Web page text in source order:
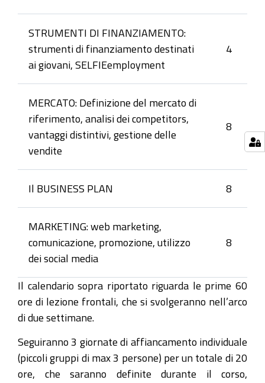
STRUMENTI DI FINANZIAMENTO:
strumenti di finanziamento destinati
ai giovani, SELFIEemployment
4
MERCATO: Definizione del mercato di
riferimento, analisi dei competitors,
vantaggi distintivi, gestione delle
vendite
8
Il BUSINESS PLAN 8
MARKETING: web marketing,
comunicazione, promozione, utilizzo
dei social media
8
Il calendario sopra riportato riguarda le prime 60
ore di lezione frontali, che si svolgeranno nell’arco
di due settimane.
Seguiranno 3 giornate di affiancamento individuale
(piccoli gruppi di max 3 persone) per un totale di 20
ore, che saranno definite durante il corso,